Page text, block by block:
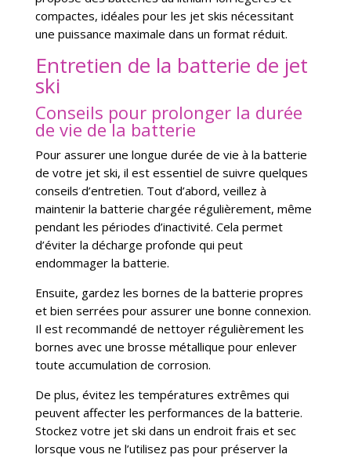
compactes, idéales pour les jet skis nécessitant
une puissance maximale dans un format réduit.
Entretien de la batterie de jet
ski
Conseils pour prolonger la durée
de vie de la batterie
Pour assurer une longue durée de vie à la batterie
de votre jet ski, il est essentiel de suivre quelques
conseils d’entretien. Tout d’abord, veillez à
maintenir la batterie chargée régulièrement, même
pendant les périodes d’inactivité. Cela permet
d’éviter la décharge profonde qui peut
endommager la batterie.
Ensuite, gardez les bornes de la batterie propres
et bien serrées pour assurer une bonne connexion.
Il est recommandé de nettoyer régulièrement les
bornes avec une brosse métallique pour enlever
toute accumulation de corrosion.
De plus, évitez les températures extrêmes qui
peuvent affecter les performances de la batterie.
Stockez votre jet ski dans un endroit frais et sec
lorsque vous ne l’utilisez pas pour préserver la